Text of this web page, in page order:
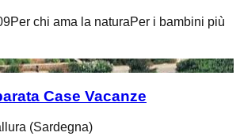
Per chi ama la naturaPer i bambini più
Case Vacanze
(Sardegna)